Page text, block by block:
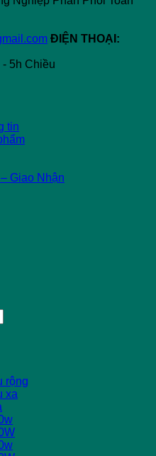
ĐIỆN THOẠI:
- 5h Chiều
tin
Giao Nhận
rộng
xa